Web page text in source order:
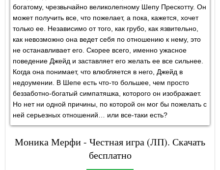
богатому, чрезвычайно великолепному Шепу Прескотту. Он
может получить все, что пожелает, а пока, кажется, хочет
только ее. Независимо от того, как грубо, как язвительно,
как невозможно она ведет себя по отношению к нему, это
не останавливает его. Скорее всего, именно ужасное
поведение Джейд и заставляет его желать ее все сильнее.
Когда она понимает, что влюбляется в него, Джейд в
недоумении. В Шепе есть что-то большее, чем просто
беззаботно-богатый симпатяшка, которого он изображает.
Но нет ни одной причины, по которой он мог бы пожелать с
ней серьезных отношений… или все-таки есть?
Моника Мерфи - Честная игра (ЛП). Скачать
бесплатно